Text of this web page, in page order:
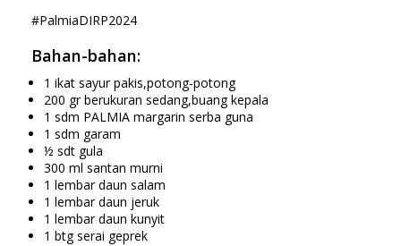
#PalmiaDIRP2024
Bahan-bahan:
1 ikat sayur pakis,potong-potong
200 gr berukuran sedang,buang kepala
1 sdm PALMIA margarin serba guna
1 sdm garam
½ sdt gula
300 ml santan murni
1 lembar daun salam
1 lembar daun jeruk
1 lembar daun kunyit
1 btg serai geprek